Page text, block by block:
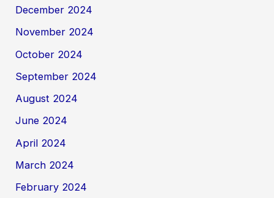
December 2024
November 2024
October 2024
September 2024
August 2024
June 2024
April 2024
March 2024
February 2024